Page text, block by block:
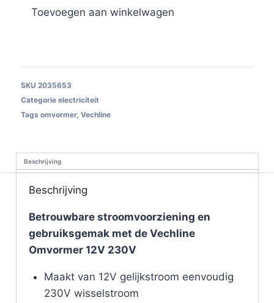
Toevoegen aan winkelwagen
SKU 2035653
Categorie electriciteit
Tags omvormer, Vechline
Beschrijving
Beschrijving
Betrouwbare stroomvoorziening en
gebruiksgemak met de Vechline
Omvormer 12V 230V
Maakt van 12V gelijkstroom eenvoudig
230V wisselstroom